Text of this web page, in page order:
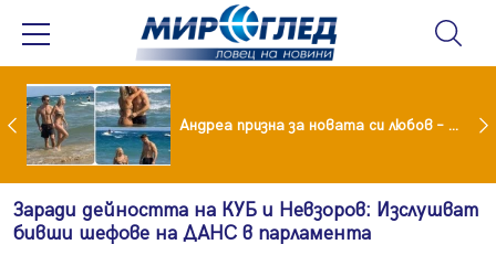
Драма вместо щастие: Звезда от "Татковци" е в болница с високорискова бременност Андреа призна за новата си любов – руснакът Игор
Заради дейността на КУБ и Невзоров: Изслушват
бивши шефове на ДАНС в парламента